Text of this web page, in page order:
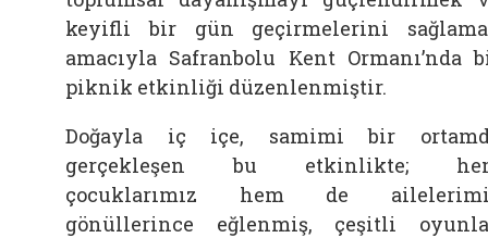
keyifli bir gün geçirmelerini
amacıyla Safranbolu Kent Ormanı’nda
piknik etkinliği düzenlenmiştir.
Doğayla iç içe, samimi bir
gerçekleşen bu etkinlikte;
çocuklarımız hem de
gönüllerince eğlenmiş, çeşitli